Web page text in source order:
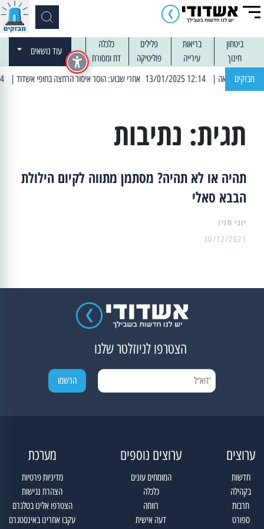
ביטחון בריאות פלילים
כלכלה
חינוך
עירייה פוליטיקה דת ומסורת
עוד נושאים
מבזקים | 13:04 14/01/2025 עובדים בלילות: עבודות קרצוף וריבוד אספלט
תגית: נתיבות
תהיה או לא תהיה? מסתמן מתווה לקיום הילולת
הבבא סאלי
יוני חזיז
30/12/2021
הצטרפו לניוזלטר שלנו
ערוצים
חדשות
בקהילה
תרבות
ספורט
ערוצים נוספים
המומחים עונים
כלכלה
רווחה
דעה אישית
מערכת
מדיניות פרטיות
הצהרת נגישות
הצטרפו אלינו בטלגרם
עקבו אחרינו באינסטגרם